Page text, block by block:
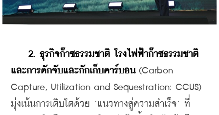
2. ธุรกิจก๊าซธรรมชาติ โรงไฟฟ้าก๊าซธรรมชาติ
และการดักจับและกักเก็บคาร์บอน (Carbon
Capture, Utilization and Sequestration: CCUS)
มุ่งเน้นการเติบโตด้วย ‘แนวทางสู่ความสำเร็จ’ ที่